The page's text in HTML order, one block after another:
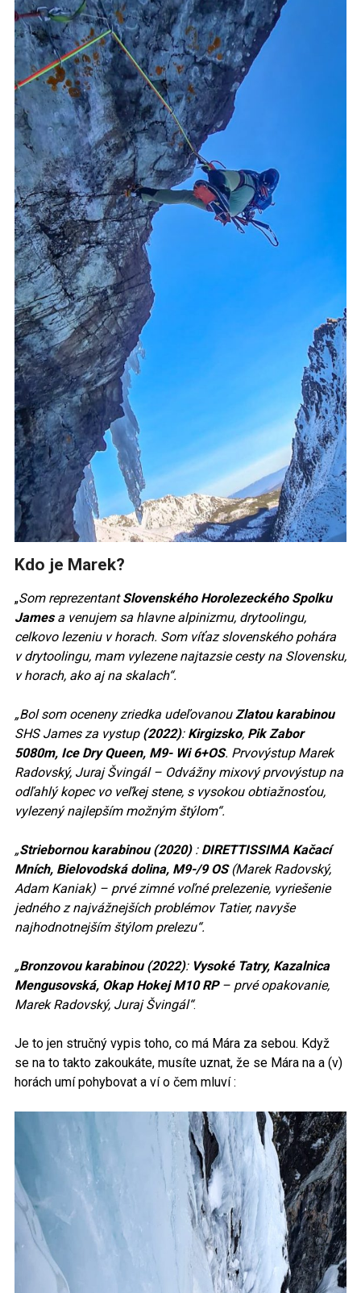
Kdo je Marek?
„Som reprezentantSlovenského Horolezeckého Spolku
Jamesa venujem sa hlavne alpinizmu, drytoolingu,
celkovo lezeniu v horach. Som víťaz slovenského pohára
v drytoolingu, mam vylezene najtazsie cesty na Slovensku,
v horach, ako aj na skalach“.
„Bol som oceneny zriedka udeľovanouZlatou karabinou
SHS James za vystup (2022): Kirgizsko, Pik Zabor
5080m, Ice Dry Queen, M9- Wi 6+OS. Prvovýstup Marek
Radovský, Juraj Švingál – Odvážny mixový prvovýstup na
odľahlý kopec vo veľkej stene, s vysokou obtiažnosťou,
vylezený najlepším možným štýlom“.
„Striebornou karabinou (2020) : DIRETTISSIMA Kačací
Mních, Bielovodská dolina, M9-/9 OS(Marek Radovský,
Adam Kaniak) – prvé zimné voľné prelezenie, vyriešenie
jedného z najvážnejších problémov Tatier, navyše
najhodnotnejším štýlom prelezu“.
„Bronzovou karabinou (2022): Vysoké Tatry, Kazalnica
Mengusovská, Okap Hokej M10 RP– prvé opakovanie,
Marek Radovský, Juraj Švingál“.
Je to jen stručný vypis toho, co má Mára za sebou. Když
se na to takto zakoukáte, musíte uznat, že se Mára na a (v)
horách umí pohybovat a ví o čem mluví :